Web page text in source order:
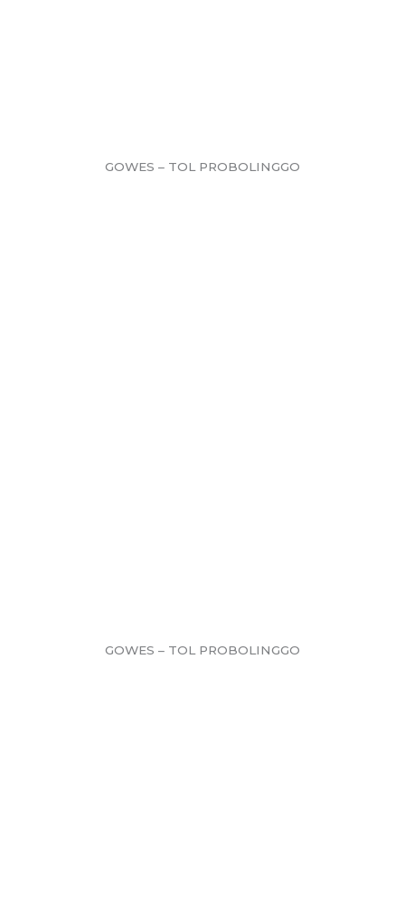
GOWES – TOL PROBOLINGGO
GOWES – TOL PROBOLINGGO